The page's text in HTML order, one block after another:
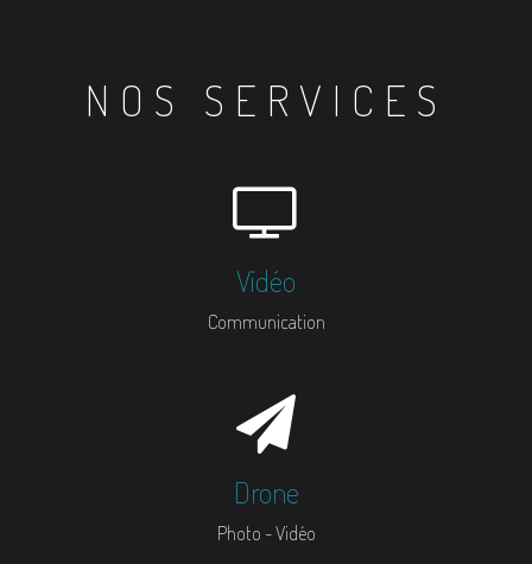
NOS SERVICES
Vidéo
Communication
Drone
Photo - Vidéo